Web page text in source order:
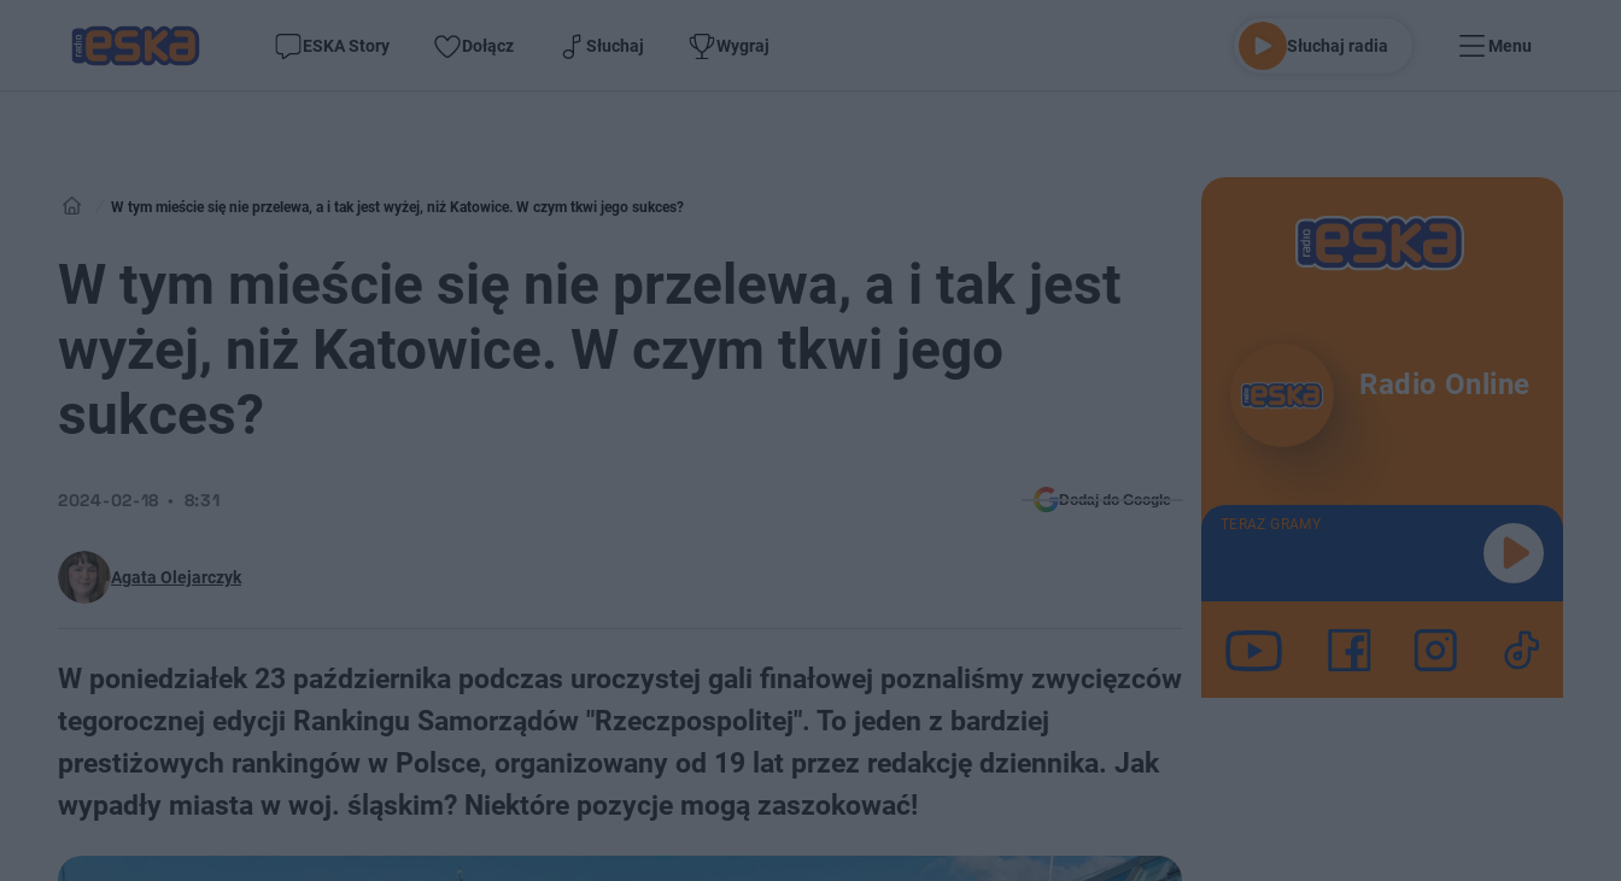
ESKA Story Dołącz Słuchaj Wygraj Słuchaj radia Menu
W tym mieście się nie przelewa, a i tak jest wyżej, niż Katowice. W czym tkwi jego sukces?
W tym mieście się nie przelewa, a i tak jest
wyżej, niż Katowice. W czym tkwi jego
sukces?
Agata Olejarczyk
2024-02-18 8:31 Dodaj do Google
W poniedziałek 23 października podczas uroczystej gali finałowej poznaliśmy zwycięzców
tegorocznej edycji Rankingu Samorządów "Rzeczpospolitej". To jeden z bardziej
prestiżowych rankingów w Polsce, organizowany od 19 lat przez redakcję dziennika. Jak
wypadły miasta w woj. śląskim? Niektóre pozycje mogą zaszokować!
Radio Online
TERAZ GRAMY